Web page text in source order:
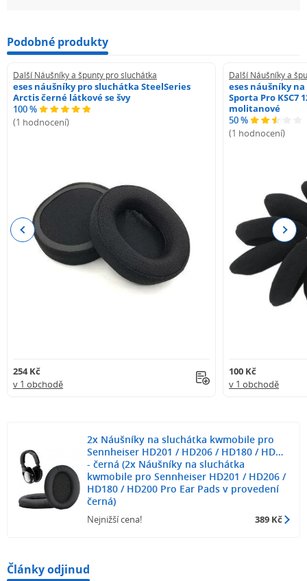
Podobné produkty
Další Náušníky a špunty pro sluchátka
eses náušníky pro sluchátka SteelSeries
Arctis černé látkové se švy
100 %
(1 hodnocení)
254 Kč
v 1 obchodě
Další Náušníky a
eses náušníky
Sporta Pro KSC7
molitanové
50 %
(1 hodnocení)
100 Kč
v 1 obchodě
Previous Next
2x Náušníky na sluchátka kwmobile pro
Sennheiser HD201 / HD206 / HD180 / HD…
- černá (2x Náušníky na sluchátka
kwmobile pro Sennheiser HD201 / HD206 /
HD180 / HD200 Pro Ear Pads v provedení
černá)
Nejnižší cena! 389 Kč
Články odjinud